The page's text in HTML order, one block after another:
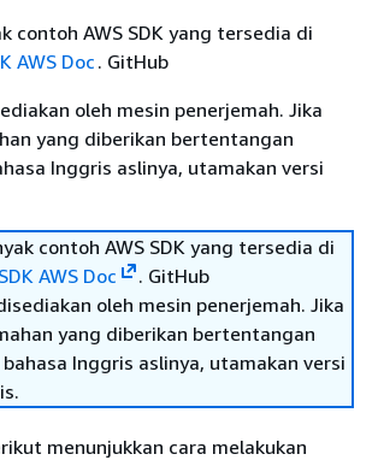
contoh AWS SDK yang tersedia di
AWS Doc . GitHub
oleh mesin penerjemah. Jika
yang diberikan bertentangan
Inggris aslinya, utamakan versi
contoh AWS SDK yang tersedia di
SDK AWS Doc
. GitHub
oleh mesin penerjemah. Jika
yang diberikan bertentangan
Inggris aslinya, utamakan versi
menunjukkan cara melakukan